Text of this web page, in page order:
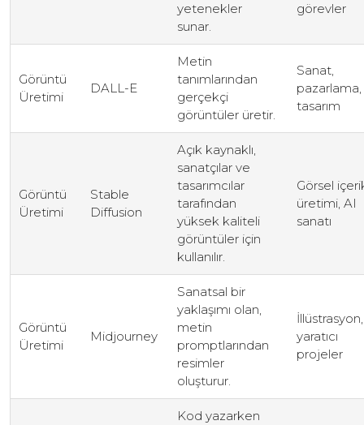
yetenekler
sunar.
görevler
Görüntü
Üretimi
DALL-E
Metin
tanımlarından
gerçekçi
görüntüler üretir.
Sanat,
pazarlama,
tasarım
Görüntü
Üretimi
Stable
Diffusion
Açık kaynaklı,
sanatçılar ve
tasarımcılar
tarafından
yüksek kaliteli
görüntüler için
kullanılır.
Görsel
üretimi, AI
sanatı
Görüntü
Üretimi
Midjourney
Sanatsal bir
yaklaşımı olan,
metin
promptlarından
resimler
oluşturur.
İllüstrasyon,
yaratıcı
projeler
Kod yazarken